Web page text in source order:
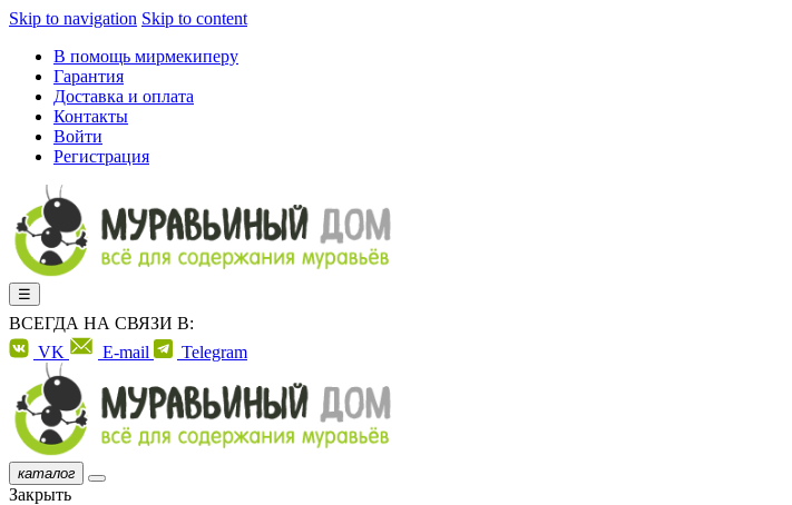
Skip to navigation Skip to content
В помощь мирмекиперу
Гарантия
Доставка и оплата
Контакты
Войти
Регистрация
☰
ВСЕГДА НА СВЯЗИ В:
VK
E-mail Telegram
каталог
Закрыть